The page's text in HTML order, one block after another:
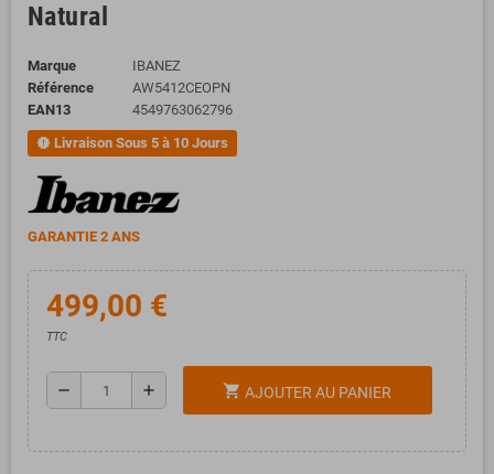
Natural
Marque
IBANEZ
Référence
AW5412CEOPN
EAN13
4549763062796
new_releases Livraison Sous 5 à 10 Jours
GARANTIE 2 ANS
499,00 €
TTC
remove add shopping_cart AJOUTER AU PANIER